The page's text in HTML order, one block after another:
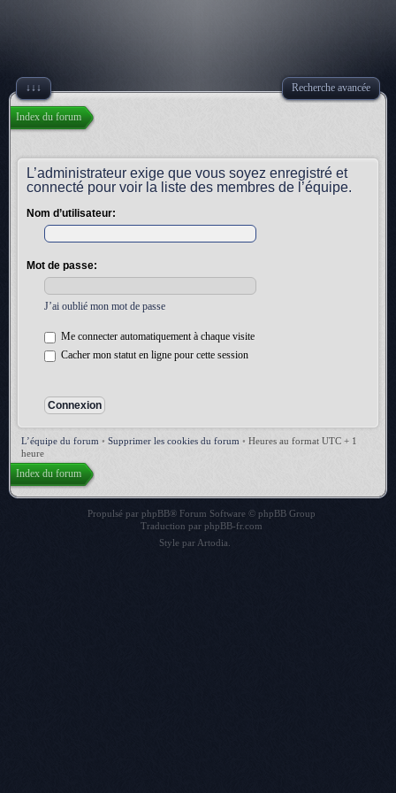
↓↓↓ Recherche avancée
Index du forum
L’administrateur exige que vous soyez enregistré et
connecté pour voir la liste des membres de l’équipe.
Nom d’utilisateur:
Mot de passe:
J’ai oublié mon mot de passe
Me connecter automatiquement à chaque visite
Cacher mon statut en ligne pour cette session
L’équipe du forum • Supprimer les cookies du forum • Heures au format UTC + 1
heure
Index du forum
Propulsé par phpBB® Forum Software © phpBB Group
Traduction par phpBB-fr.com
Style par Artodia